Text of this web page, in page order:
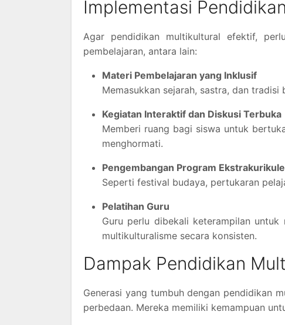
Implementasi
Agar pendidikan multikultural efektif,
pembelajaran, antara lain:
Materi Pembelajaran yang Inklusif
Memasukkan sejarah, sastra, dan
Kegiatan Interaktif dan Diskusi Terbuka
Memberi ruang bagi siswa untuk
menghormati.
Pengembangan Program
Seperti festival budaya, pertukaran
Pelatihan Guru
Guru perlu dibekali keterampilan
multikulturalisme secara konsisten.
Dampak Pendidikan
Generasi yang tumbuh dengan pendidikan
perbedaan. Mereka memiliki kemampuan